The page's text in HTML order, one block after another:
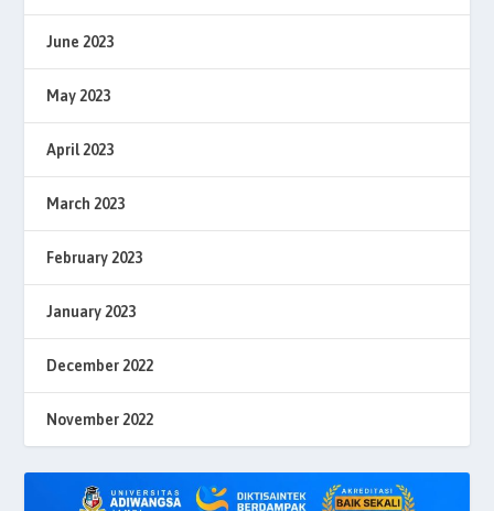
June 2023
May 2023
April 2023
March 2023
February 2023
January 2023
December 2022
November 2022